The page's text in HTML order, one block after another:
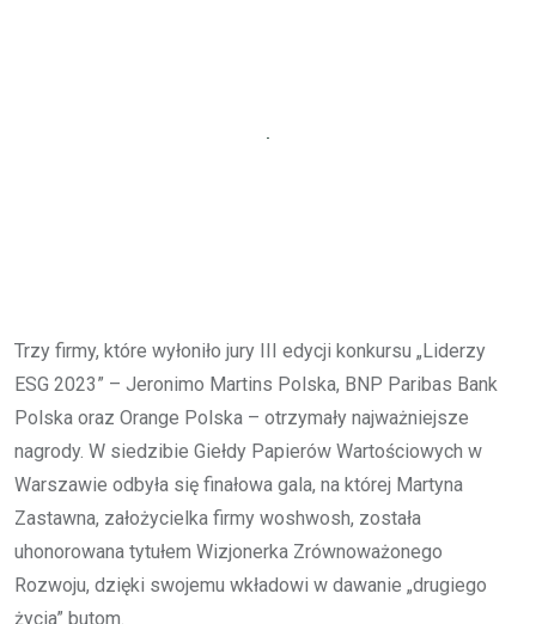
Trzy firmy, które wyłoniło jury III edycji konkursu „Liderzy
ESG 2023” – Jeronimo Martins Polska, BNP Paribas Bank
Polska oraz Orange Polska – otrzymały najważniejsze
nagrody. W siedzibie Giełdy Papierów Wartościowych w
Warszawie odbyła się finałowa gala, na której Martyna
Zastawna, założycielka firmy woshwosh, została
uhonorowana tytułem Wizjonerka Zrównoważonego
Rozwoju, dzięki swojemu wkładowi w dawanie „drugiego
życia” butom.